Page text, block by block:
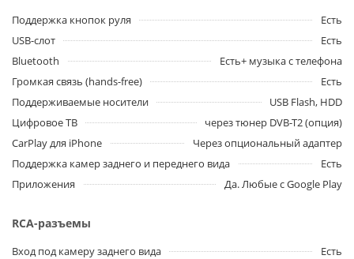
Поддержка кнопок руля
Есть
USB-слот
Есть
Bluetooth
Есть+ музыка с телефона
Громкая связь (hands-free)
Есть
Поддерживаемые носители
USB Flash, HDD
Цифровое ТВ
через тюнер DVB-T2 (опция)
CarPlay для iPhone
Через опциональный адаптер
Поддержка камер заднего и переднего вида
Есть
Приложения
Да. Любые с Google Play
RCA-разъемы
Вход под камеру заднего вида
Есть